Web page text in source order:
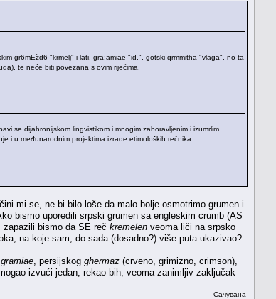
gr6mEžd6 "krmelj" i lati. gra:amiae "id.", gotski qrmmitha "vlaga", no ta
te neće biti povezana s ovim riječima.
se dijahronijskom lingvistikom i mnogim zaboravljenim i izumrlim
i u međunarodnim projektima izrade etimoloških rečnika
mi se, ne bi bilo loše da malo bolje osmotrimo grumen i
bismo uporedili srpski grumen sa engleskim crumb (AS
zapazili bismo da SE reč kremelen veoma liči na srpsko
na koje sam, do sada (dosadno?) više puta ukazivao?
gramiae , persijskog ghermaz (crveno, grimizno, crimson),
izvući jedan, rekao bih, veoma zanimljiv zaključak
Сачувана